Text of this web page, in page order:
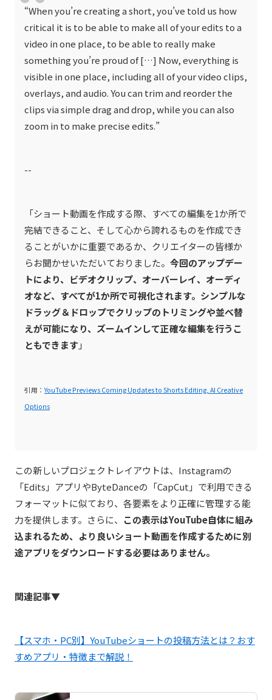
“When you’re creating a short, you’ve told us how
critical it is to be able to make all of your edits to a
video in one place, to be able to really make
something you’re proud of […] Now, everything is
visible in one place, including all of your video clips,
overlays, and audio. You can trim and reorder the
clips via simple drag and drop, while you can also
zoom in to make precise edits.”
--
「ショート動画を作成する際、すべての編集を1か所で
完結できること、そして心から誇れるものを作成でき
ることがいかに重要であるか、クリエイターの皆様か
らお聞かせいただいておりました。 今回のアップデー
トにより、ビデオクリップ、オーバーレイ、オーディ
オなど、すべてが1か所で可視化されます。シンプルな
ドラッグ＆ドロップでクリップのトリミングや並べ替
えが可能になり、ズームインして正確な編集を行うこ
ともできます」
引用：YouTube Previews Coming Updates to Shorts Editing, AI Creative
Options
この新しいプロジェクトレイアウトは、Instagramの
「Edits」アプリやByteDanceの「CapCut」で利用できる
フォーマットに似ており、各要素をより正確に管理する能
力を提供します。さらに、 この表示はYouTube自体に組み
込まれるため、より良いショート動画を作成するために別
途アプリをダウンロードする必要はありません。
関連記事▼
【スマホ・PC別】YouTubeショートの投稿方法とは？おす
すめアプリ・特徴まで解説！